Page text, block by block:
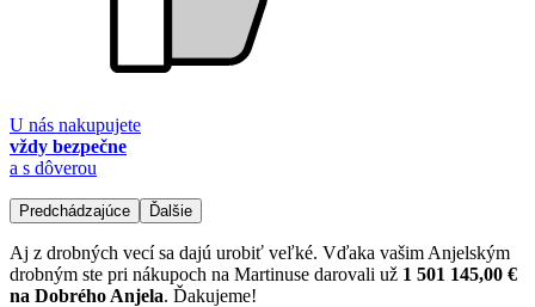
U nás nakupujete
vždy bezpečne
a s dôverou
Predchádzajúce Ďalšie
Aj z drobných vecí sa dajú urobiť veľké. Vďaka vašim Anjelským
drobným ste pri nákupoch na Martinuse darovali už 1 501 145,00 €
na Dobrého Anjela. Ďakujeme!